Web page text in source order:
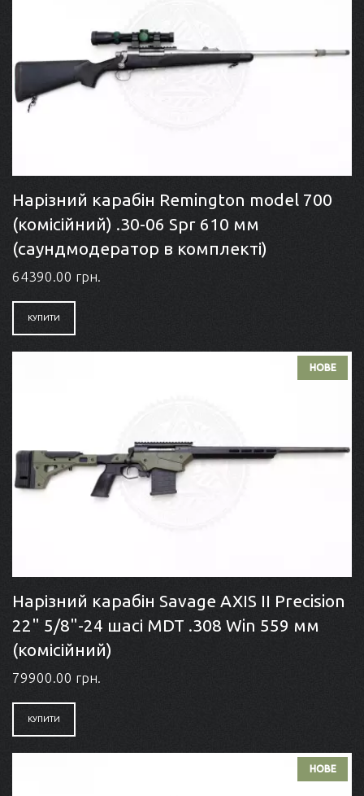
Нарізний карабін Remington model 700
(комісійний) .30-06 Spr 610 мм
(саундмодератор в комплекті)
64390.00 грн.
КУПИТИ
НОВЕ
Нарізний карабін Savage AXIS II Precision
22" 5/8"-24 шасі MDT .308 Win 559 мм
(комісійний)
79900.00 грн.
КУПИТИ
НОВЕ